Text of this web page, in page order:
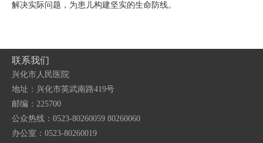
解决实际问题，为患儿构建坚实的生命防线。
联系我们
兴化市人民医院
地址：兴化市英武南路419号
邮编：225700
公众热线：0523-80260059 80260060
办公室：0523-80260019